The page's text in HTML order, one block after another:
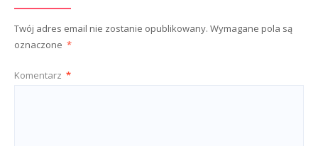
Twój adres email nie zostanie opublikowany. Wymagane pola są
oznaczone *
Komentarz *